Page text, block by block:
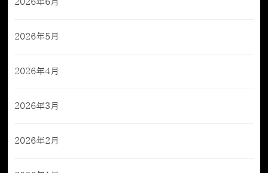
2026年6月
2026年5月
2026年4月
2026年3月
2026年2月